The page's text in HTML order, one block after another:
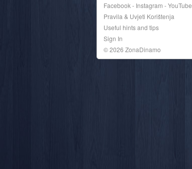
Facebook - Instagram - YouTube
Pravila & Uvjeti Korištenja
Useful hints and tips
Sign In
© 2026 ZonaDinamo